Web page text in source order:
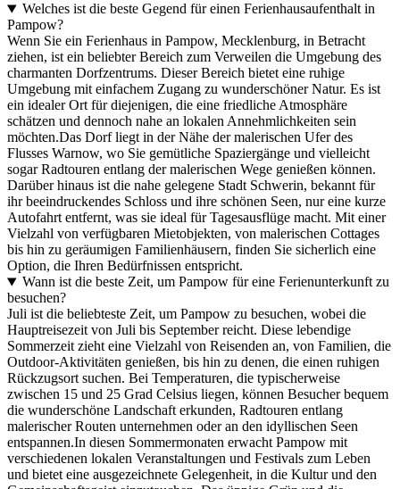
Welches ist die beste Gegend für einen Ferienhausaufenthalt in
Pampow?
Wenn Sie ein Ferienhaus in Pampow, Mecklenburg, in Betracht
ziehen, ist ein beliebter Bereich zum Verweilen die Umgebung des
charmanten Dorfzentrums. Dieser Bereich bietet eine ruhige
Umgebung mit einfachem Zugang zu wunderschöner Natur. Es ist
ein idealer Ort für diejenigen, die eine friedliche Atmosphäre
schätzen und dennoch nahe an lokalen Annehmlichkeiten sein
möchten.Das Dorf liegt in der Nähe der malerischen Ufer des
Flusses Warnow, wo Sie gemütliche Spaziergänge und vielleicht
sogar Radtouren entlang der malerischen Wege genießen können.
Darüber hinaus ist die nahe gelegene Stadt Schwerin, bekannt für
ihr beeindruckendes Schloss und ihre schönen Seen, nur eine kurze
Autofahrt entfernt, was sie ideal für Tagesausflüge macht. Mit einer
Vielzahl von verfügbaren Mietobjekten, von malerischen Cottages
bis hin zu geräumigen Familienhäusern, finden Sie sicherlich eine
Option, die Ihren Bedürfnissen entspricht.
Wann ist die beste Zeit, um Pampow für eine Ferienunterkunft zu
besuchen?
Juli ist die beliebteste Zeit, um Pampow zu besuchen, wobei die
Hauptreisezeit von Juli bis September reicht. Diese lebendige
Sommerzeit zieht eine Vielzahl von Reisenden an, von Familien, die
Outdoor-Aktivitäten genießen, bis hin zu denen, die einen ruhigen
Rückzugsort suchen. Bei Temperaturen, die typischerweise
zwischen 15 und 25 Grad Celsius liegen, können Besucher bequem
die wunderschöne Landschaft erkunden, Radtouren entlang
malerischer Routen unternehmen oder an den idyllischen Seen
entspannen.In diesen Sommermonaten erwacht Pampow mit
verschiedenen lokalen Veranstaltungen und Festivals zum Leben
und bietet eine ausgezeichnete Gelegenheit, in die Kultur und den